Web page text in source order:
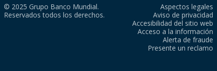
© 2025 Grupo Banco Mundial.
Reservados todos los derechos.
Aspectos legales
Aviso de privacidad
Accesibilidad del sitio web
Acceso a la información
Alerta de fraude
Presente un reclamo